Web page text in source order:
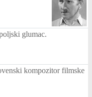
glumac.
kompozitor filmske